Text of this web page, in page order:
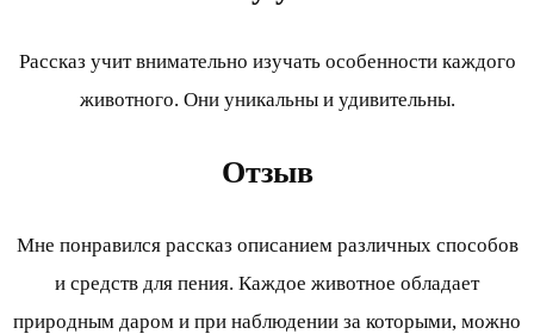
Рассказ учит внимательно изучать особенности каждого
животного. Они уникальны и удивительны.
Отзыв
Мне понравился рассказ описанием различных способов
и средств для пения. Каждое животное обладает
природным даром и при наблюдении за которыми, можно